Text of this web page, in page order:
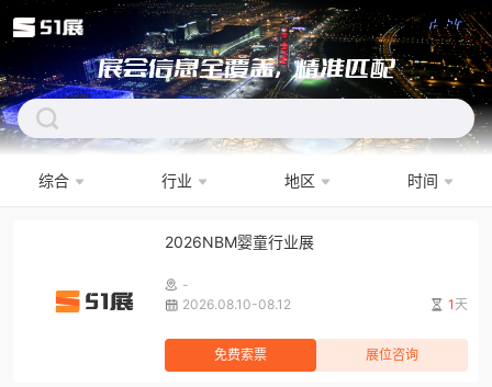
展会信息全覆盖，精准匹配
综合 行业 地区
时间
2026NBM婴童行业展
-
2026.08.10-08.12
1 天
免费索票 展位咨询